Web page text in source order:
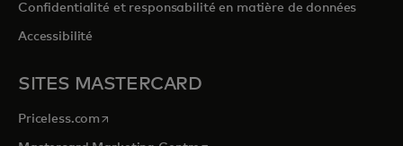
Confidentialité et responsabilité en matière de données
Accessibilité
SITES MASTERCARD
Priceless.com s’ouvre dans un nouvel onglet